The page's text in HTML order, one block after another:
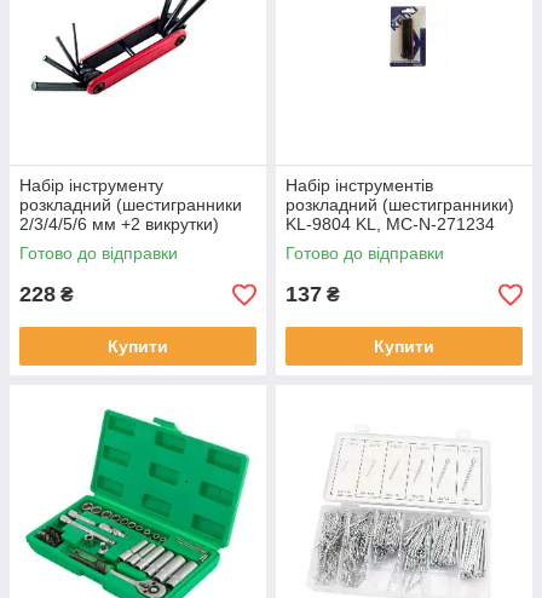
Набір інструменту
розкладний (шестигранники
2/3/4/5/6 мм +2 викрутки)
(Тайвань) KL, MC-K-595177
Готово до відправки
228 ₴
Купити
Набір інструментів
розкладний (шестигранники)
KL-9804 KL, MC-N-271234
Готово до відправки
137 ₴
Купити